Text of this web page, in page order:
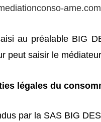
ame.com
au préalable BIG
peut saisir le
légales du
par la SAS BIG